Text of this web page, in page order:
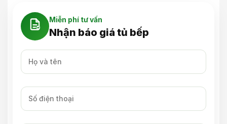
Miễn phí tư vấn
Nhận báo giá tủ bếp